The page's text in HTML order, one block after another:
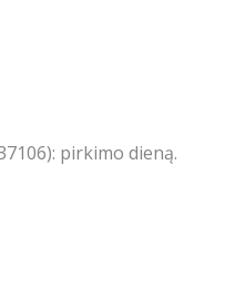
pirkimo dieną.